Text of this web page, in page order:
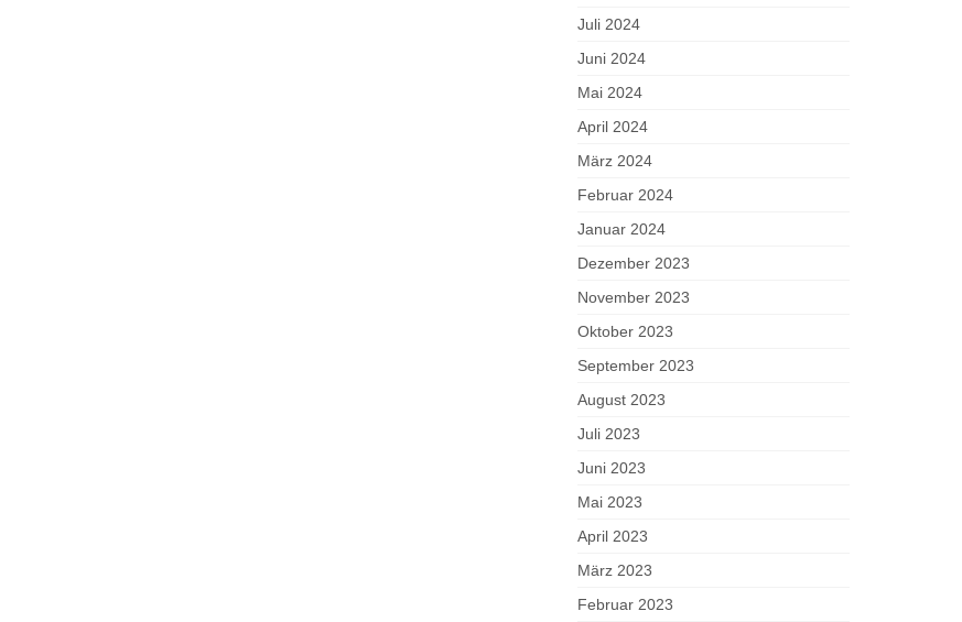
Juli 2024
Juni 2024
Mai 2024
April 2024
März 2024
Februar 2024
Januar 2024
Dezember 2023
November 2023
Oktober 2023
September 2023
August 2023
Juli 2023
Juni 2023
Mai 2023
April 2023
März 2023
Februar 2023